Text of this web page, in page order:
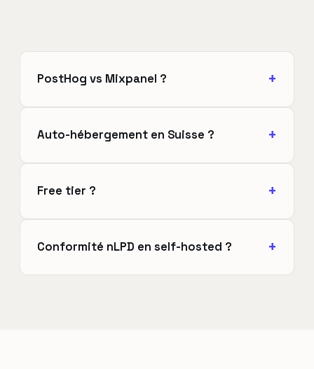
PostHog vs Mixpanel ?
Auto-hébergement en Suisse ?
Free tier ?
Conformité nLPD en self-hosted ?